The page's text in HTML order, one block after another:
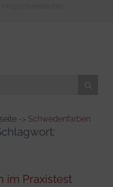
-> Schwedenfarben
im Praxistest